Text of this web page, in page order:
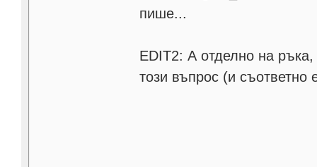
пише...
EDIT2: А отделно на
този въпрос (и съответно